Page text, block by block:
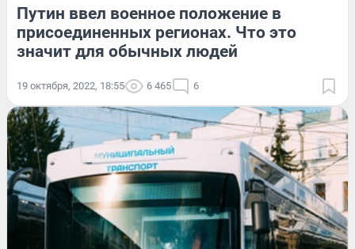
Путин ввел военное положение в
присоединенных регионах. Что это
значит для обычных людей
19 октября, 2022, 18:55 6 465 6